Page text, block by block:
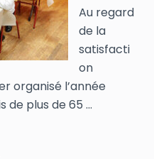
Au regard
de la
satisfacti
on
organisé l’année
de plus de 65 ...